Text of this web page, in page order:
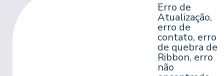
Erro de
Atualização,
erro de
contato, erro
de quebra de
Ribbon, erro
não